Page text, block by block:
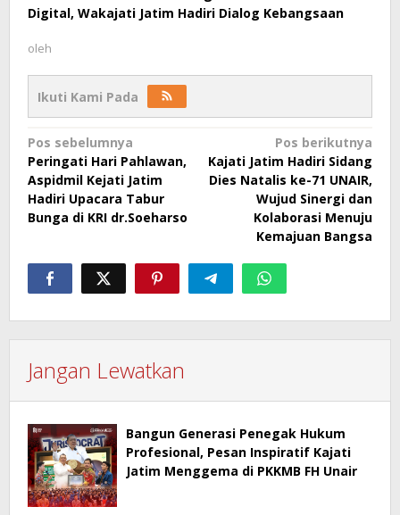
Digital, Wakajati Jatim Hadiri Dialog Kebangsaan
oleh
Ikuti Kami Pada
Navigasi
pos
Pos sebelumnya
Peringati Hari Pahlawan,
Aspidmil Kejati Jatim
Hadiri Upacara Tabur
Bunga di KRI dr.Soeharso
Pos berikutnya
Kajati Jatim Hadiri Sidang
Dies Natalis ke-71 UNAIR,
Wujud Sinergi dan
Kolaborasi Menuju
Kemajuan Bangsa
Jangan Lewatkan
Bangun Generasi Penegak Hukum
Profesional, Pesan Inspiratif Kajati
Jatim Menggema di PKKMB FH Unair